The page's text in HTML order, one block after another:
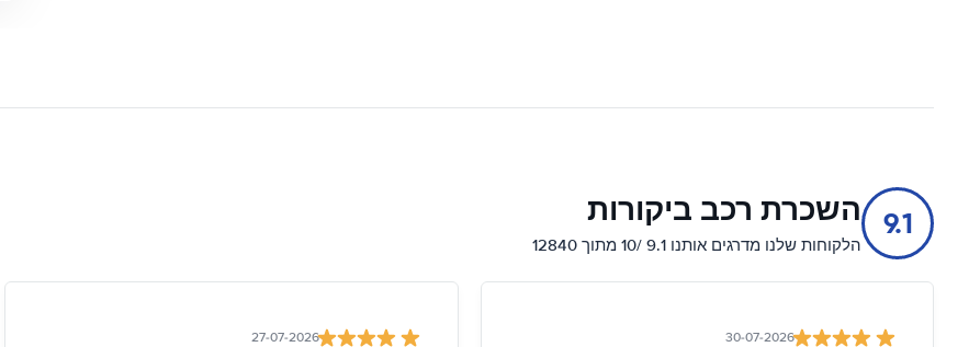
9.1 השכרת רכב ביקורות
הלקוחות שלנו מדרגים אותנו 9.1 /10 מתוך 12840
30-07-2026
27-07-2026